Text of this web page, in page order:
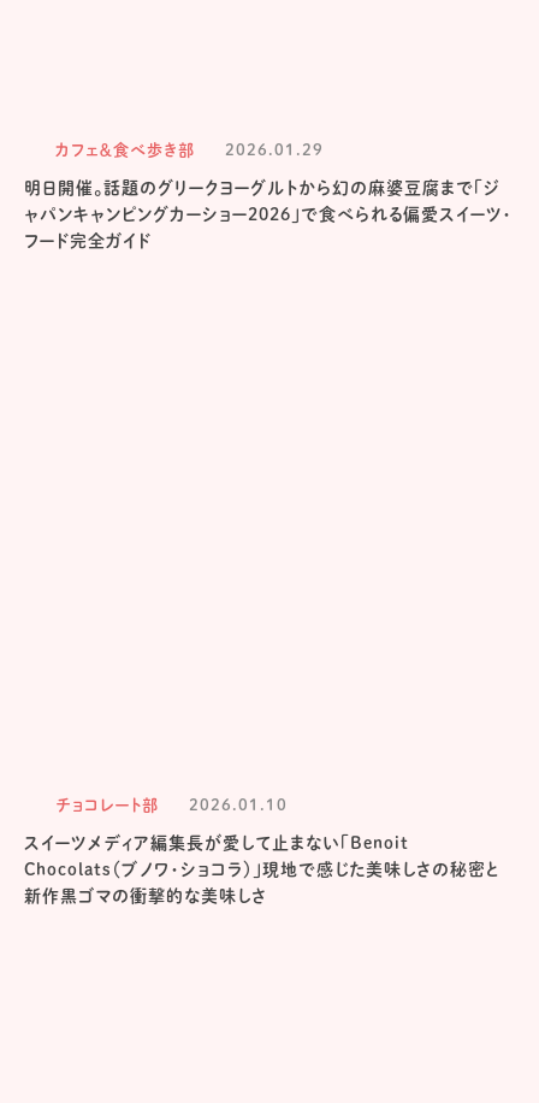
カフェ＆食べ歩き部 2026.01.29
明日開催。話題のグリークヨーグルトから幻の麻婆豆腐まで「ジ
ャパンキャンピングカーショー2026」で食べられる偏愛スイーツ・
フード完全ガイド
チョコレート部 2026.01.10
スイーツメディア編集長が愛して止まない「Benoit
Chocolats（ブノワ・ショコラ）」現地で感じた美味しさの秘密と
新作黒ゴマの衝撃的な美味しさ